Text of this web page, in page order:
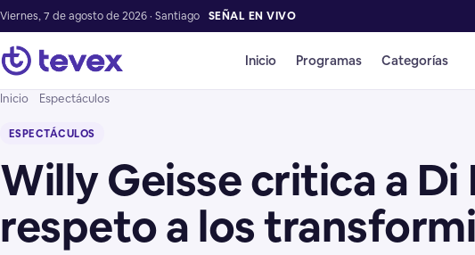
Viernes, 7 de agosto de 2026 · Santiago SEÑAL EN VIVO
Inicio Programas Categorías
Inicio Espectáculos
ESPECTÁCULOS
Willy Geisse critica a
respeto a los